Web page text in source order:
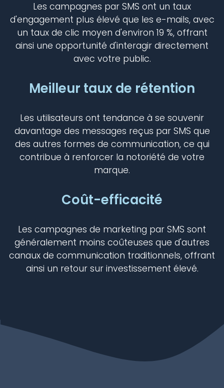
Les campagnes par SMS ont un taux
d'engagement plus élevé que les e-mails, avec
un taux de clic moyen d'environ 19 %, offrant
ainsi une opportunité d'interagir directement
avec votre public.
Meilleur taux de rétention
Les utilisateurs ont tendance à se souvenir
davantage des messages reçus par SMS que
des autres formes de communication, ce qui
contribue à renforcer la notoriété de votre
marque.
Coût-efficacité
Les campagnes de marketing par SMS sont
généralement moins coûteuses que d'autres
canaux de communication traditionnels, offrant
ainsi un retour sur investissement élevé.